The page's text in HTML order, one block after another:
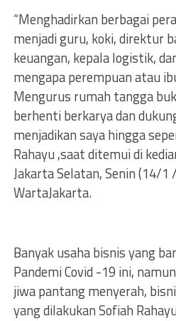
“Menghadirkan berbagai
menjadi guru, koki, direktur
keuangan, kepala logistik,
mengapa perempuan atau
Mengurus rumah tangga
berhenti berkarya dan
menjadikan saya hingga
Rahayu ,saat ditemui di
Jakarta Selatan, Senin (14/1
WartaJakarta.
Banyak usaha bisnis yang
Pandemi Covid -19 ini,
jiwa pantang menyerah,
yang dilakukan Sofiah